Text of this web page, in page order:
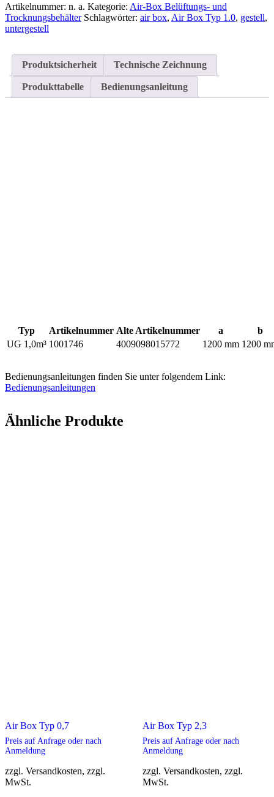
Box
1,0
Menge
Artikelnummer: n. a. Kategorie: Air-Box Belüftungs- und
Trocknungsbehälter Schlagwörter: air box, Air Box Typ 1.0, gestell,
untergestell
Produktsicherheit Technische Zeichnung
Produkttabelle Bedienungsanleitung
Typ Artikelnummer Alte Artikelnummer a
b
UG 1,0m³ 1001746 4009098015772 1200 mm 1200
Bedienungsanleitungen finden Sie unter folgendem Link:
Bedienungsanleitungen
Ähnliche Produkte
Air Box Typ 0,7
Preis auf Anfrage oder nach
Anmeldung
zzgl. Versandkosten, zzgl.
MwSt.
Air Box Typ 2,3
Preis auf Anfrage oder nach
Anmeldung
zzgl. Versandkosten, zzgl.
MwSt.